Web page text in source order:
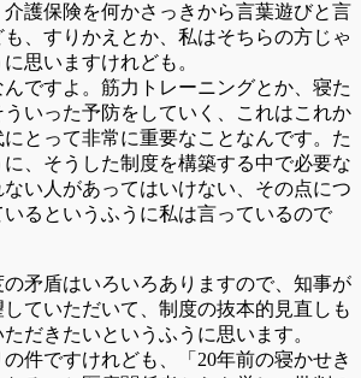
護保険を何かさっきから言葉遊びと言
、すりかえとか、私はそちらの方じゃ
思いますけれども。
ですよ。筋力トレーニングとか、寝た
いった予防をしていく、これはこれか
とって非常に重要なことなんです。た
、そうした制度を構築する中で必要な
い人があってはいけない、その点につ
るというふうに私は言っているので
盾はいろいろありますので、知事が
ていただいて、制度の抜本的見直しも
だきたいというふうに思います。
件ですけれども、「20年前の寝かせき